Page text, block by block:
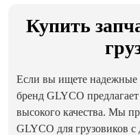
Купить
Если вы ищете надежные
бренд GLYCO
высокого качества. Мы
GLYCO для грузовиков с